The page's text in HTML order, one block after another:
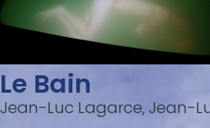
Le Bain
Jean-Luc Lagarce, Jean-